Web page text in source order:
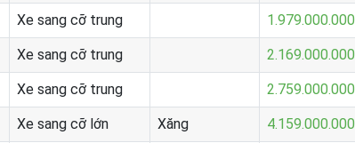
Xe sang cỡ trung 1.979.000.000
Xe sang cỡ trung 2.169.000.000
Xe sang cỡ trung 2.759.000.000
Xe sang cỡ lớn Xăng 4.159.000.000